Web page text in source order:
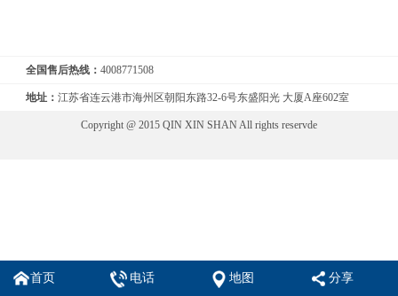
全国售后热线：4008771508
地址：江苏省连云港市海州区朝阳东路32-6号东盛阳光 大厦A座602室
Copyright @ 2015 QIN XIN SHAN All rights reservde
首页 电话 地图 分享